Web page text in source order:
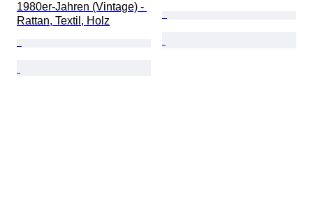
1980er-Jahren (Vintage) -
Rattan, Textil, Holz